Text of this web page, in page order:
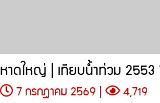
หาดใหญ่ | เทียบน้ำท่วม 2553
7 กรกฎาคม 2569 | 4,719